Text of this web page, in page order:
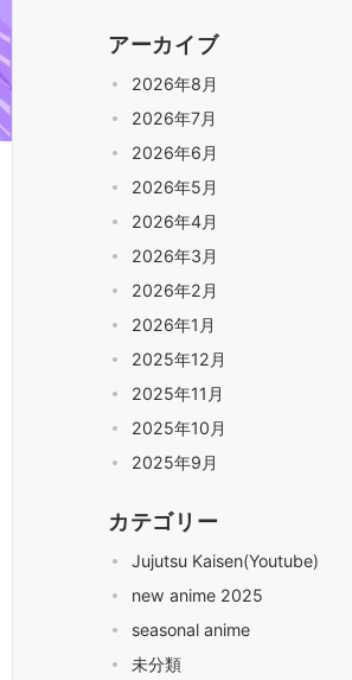
アーカイブ
2026年8月
2026年7月
2026年6月
2026年5月
2026年4月
2026年3月
2026年2月
2026年1月
2025年12月
2025年11月
2025年10月
2025年9月
カテゴリー
Jujutsu Kaisen(Youtube)
new anime 2025
seasonal anime
未分類